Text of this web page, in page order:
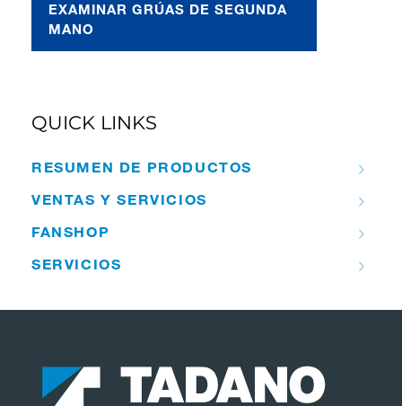
EXAMINAR GRÚAS DE SEGUNDA
MANO
QUICK LINKS
RESUMEN DE PRODUCTOS
VENTAS Y SERVICIOS
FANSHOP
SERVICIOS